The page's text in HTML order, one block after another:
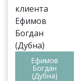
Ефимов
Богдан
(Дубна)